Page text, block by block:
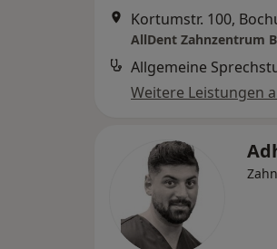
Kortumstr. 100,
AllDent Zahnzentrum
Weitere Leistungen